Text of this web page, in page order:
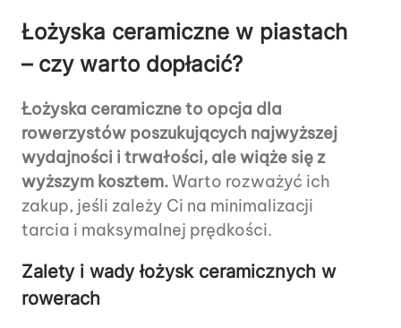
Łożyska ceramiczne w piastach
– czy warto dopłacić?
Łożyska ceramiczne to opcja dla
rowerzystów poszukujących najwyższej
wydajności i trwałości, ale wiąże się z
wyższym kosztem. Warto rozważyć ich
zakup, jeśli zależy Ci na minimalizacji
tarcia i maksymalnej prędkości.
Zalety i wady łożysk ceramicznych w
rowerach